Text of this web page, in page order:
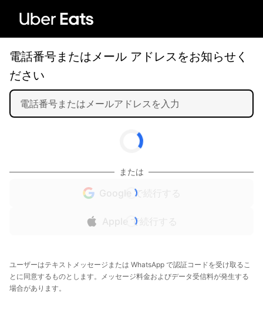
電話番号またはメール アドレスをお知らせく
ださい
または
Google で続行する
Apple で続行する
ユーザーはテキストメッセージまたは WhatsApp で認証コードを受け取るこ
とに同意するものとします。メッセージ料金およびデータ受信料が発生する
場合があります。